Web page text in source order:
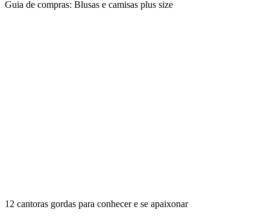
Guia de compras: Blusas e camisas plus size
12 cantoras gordas para conhecer e se apaixonar